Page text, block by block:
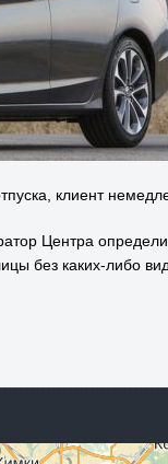
клиент
Центра
без каких-либо